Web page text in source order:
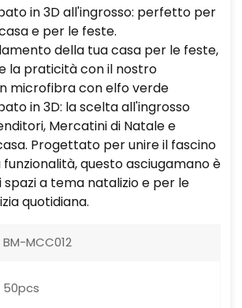
in 3D all'ingrosso: perfetto per
e per le feste.
della tua casa per le feste,
la praticità con il nostro
microfibra con elfo verde
in 3D: la scelta all'ingrosso
Mercatini di Natale e
Progettato per unire il fascino
questo asciugamano è
a tema natalizio e per le
quotidiana.
BM-MCC012
50pcs